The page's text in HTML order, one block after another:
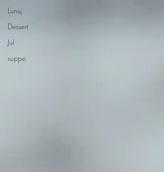
Lunsj
Dessert
Jul
suppe